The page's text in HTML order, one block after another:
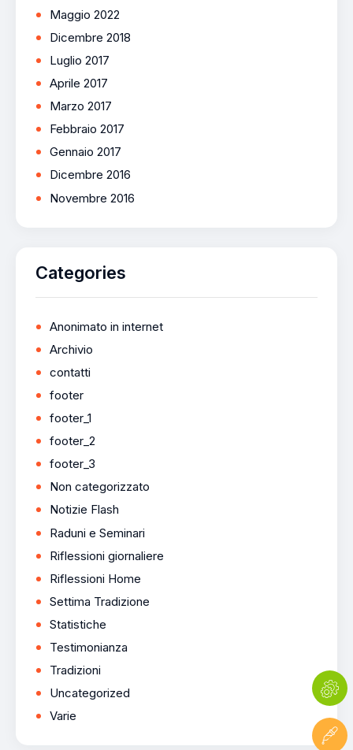
Maggio 2022
Dicembre 2018
Luglio 2017
Aprile 2017
Marzo 2017
Febbraio 2017
Gennaio 2017
Dicembre 2016
Novembre 2016
Categories
Anonimato in internet
Archivio
contatti
footer
footer_1
footer_2
footer_3
Non categorizzato
Notizie Flash
Raduni e Seminari
Riflessioni giornaliere
Riflessioni Home
Settima Tradizione
Statistiche
Testimonianza
Tradizioni
Uncategorized
Varie